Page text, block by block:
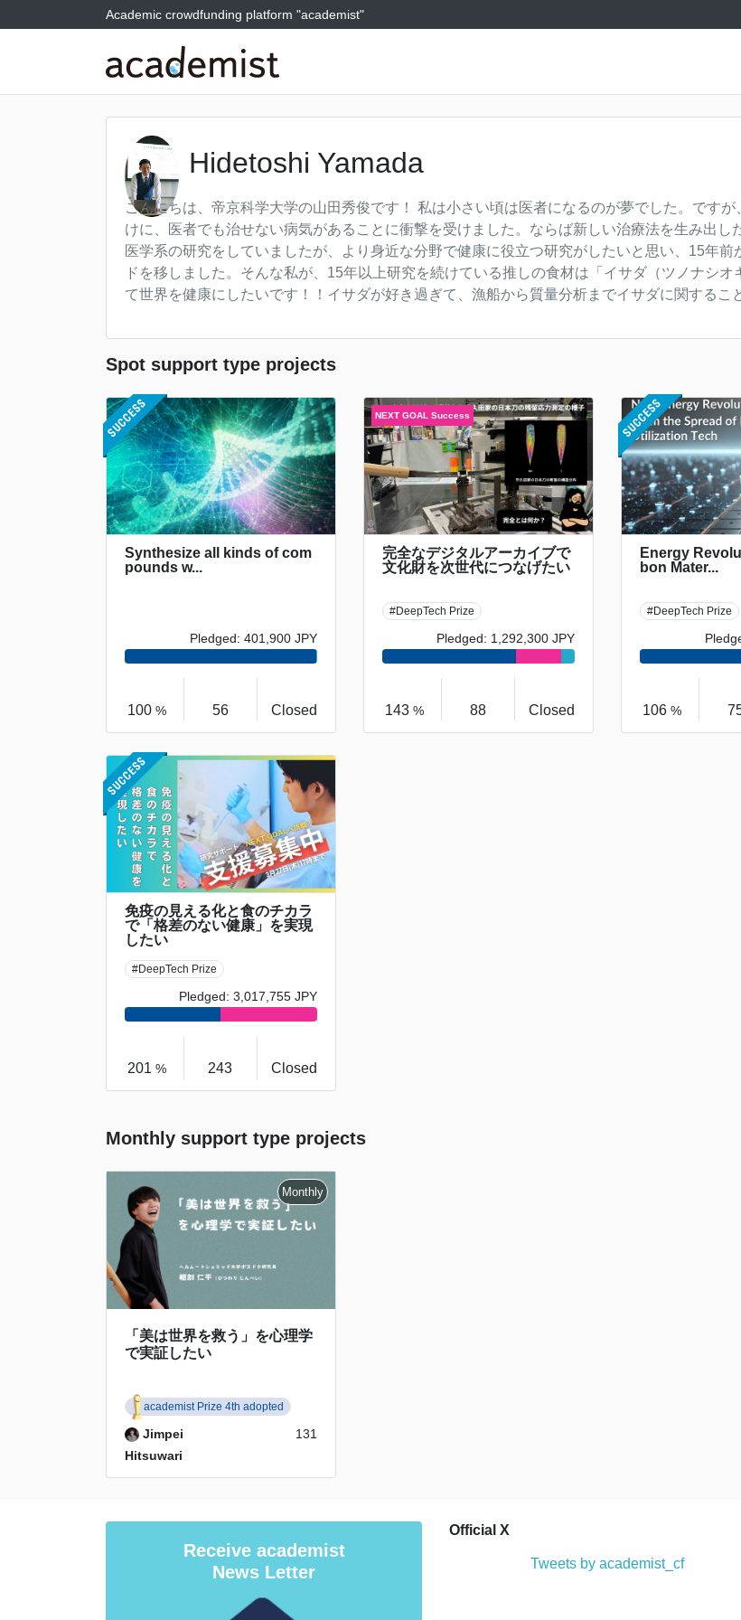
Academic crowdfunding platform "academist"
Hidetoshi Yamada
こんにちは、帝京科学大学の山田秀俊です！ 私は小さい頃は医者になるのが夢でした。です
けに、医者でも治せない病気があることに衝撃を受けました。ならば新しい治療法を生み出
医学系の研究をしていましたが、より身近な分野で健康に役立つ研究がしたいと思い、15年
ドを移しました。そんな私が、15年以上研究を続けている推しの食材は「イサダ（ツノナシ
て世界を健康にしたいです！！イサダが好き過ぎて、漁船から質量分析までイサダに関するこ
Spot support type projects
Synthesize all kinds of com
pounds w...
Pledged: 401,900 JPY
100% 56 Closed
完全なデジタルアーカイブで
文化財を次世代につなげたい
#DeepTech Prize
Pledged: 1,292,300 JPY
143% 88 Closed
Energy
bon Mater...
#DeepTech Prize
106%
免疫の見える化と食のチカラ
で「格差のない健康」を実現
したい
#DeepTech Prize
Pledged: 3,017,755 JPY
201% 243 Closed
Monthly support type projects
「美は世界を救う」を心理学
で実証したい
academist Prize 4th adopted
Jimpei
Hitsuwari
131
Receive academist
News Letter
Official X
Tweets by academist_cf